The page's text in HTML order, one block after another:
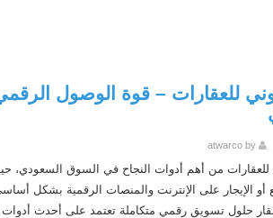
للعقارات – قوة الوصول
atwarco
للعقارات من أهم أدوات النجاح في السوق السعودي،
أو الإيجار على الإنترنت والمنصات الرقمية بشكل
حلول تسويق رقمي متكاملة تعتمد على أحدث أدوات